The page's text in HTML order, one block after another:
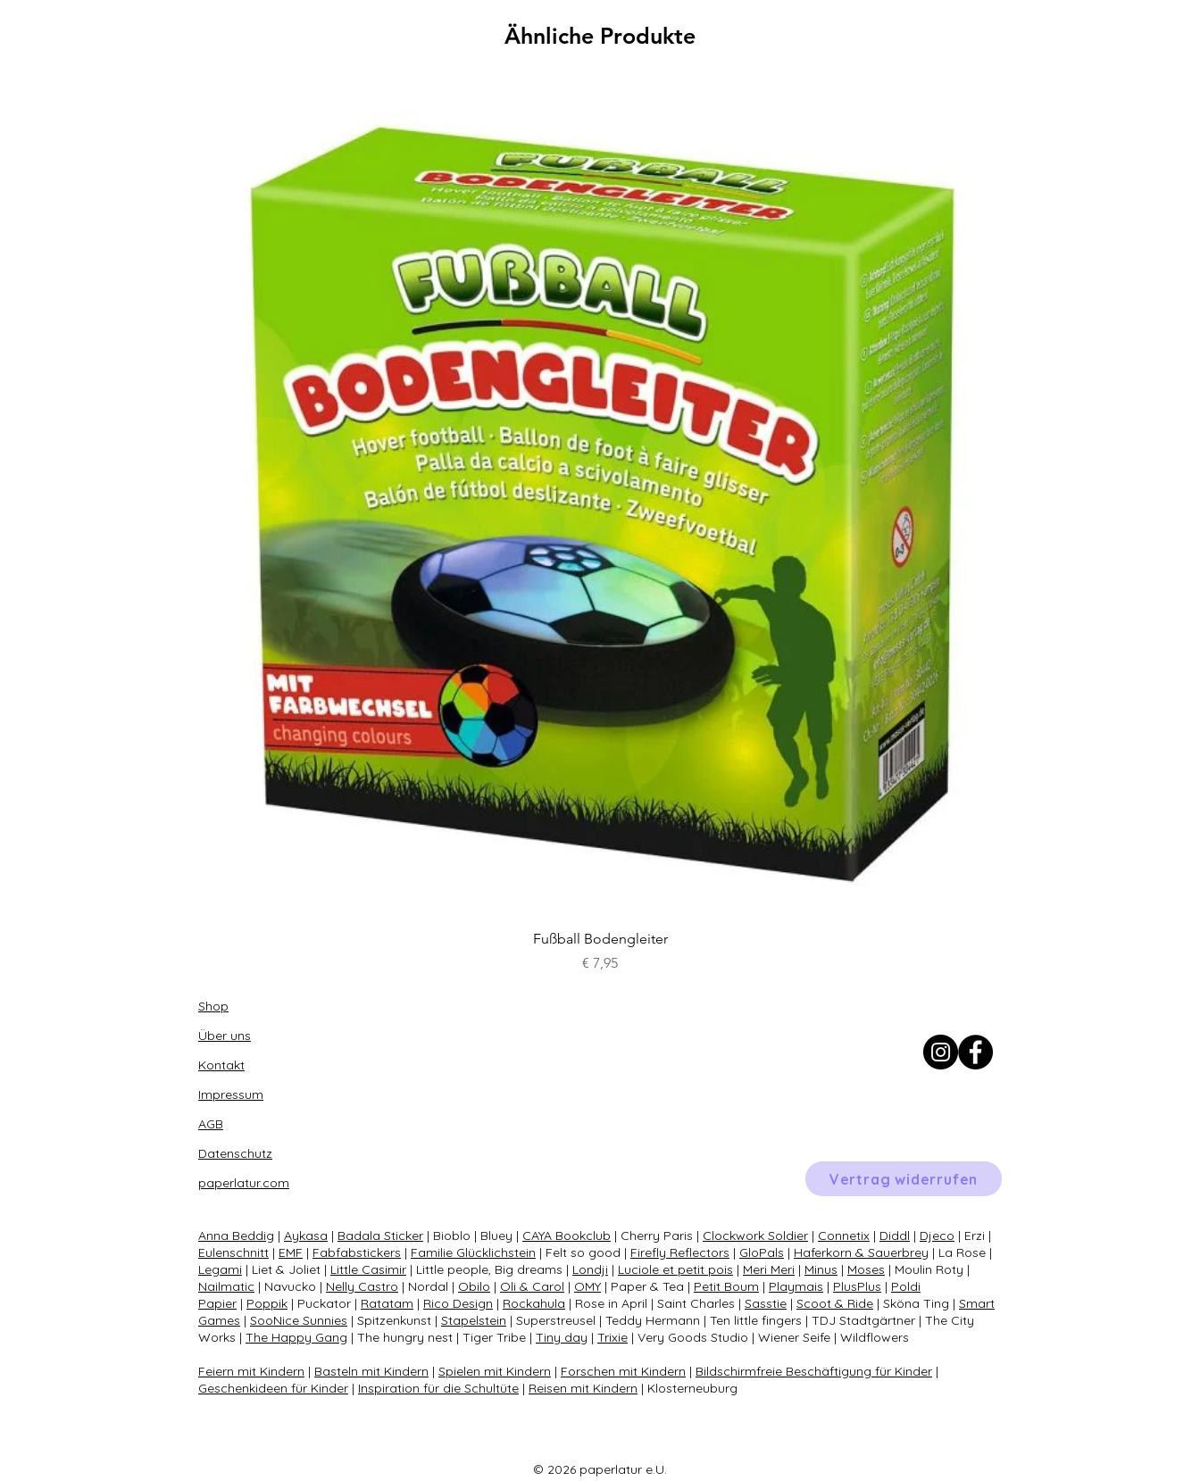
Ähnliche Produkte
Schnellansicht
Fußball Bodengleiter
Preis
€ 7,95
Shop
Über uns
Kontakt
Impressum
AGB
Datenschutz
paperlatur.com
Anna Beddig | Aykasa | Badala Sticker | Bioblo | Bluey | CAYA Bookclub | Cherry Paris | Clockwork Soldier | Connetix | Diddl | Djeco | Erzi |
Eulenschnitt | EMF | Fabfabstickers | Familie Glücklichstein | Felt so good | Firefly Reflectors | GloPals | Haferkorn & Sauerbrey | La Rose |
Legami | Liet & Joliet | Little Casimir | Little people, Big dreams | Londji | Luciole et petit pois | Meri Meri | Minus | Moses | Moulin Roty |
Nailmatic | Navucko | Nelly Castro | Nordal | Obilo | Oli & Carol | OMY | Paper & Tea | Petit Boum | Playmais | PlusPlus | Poldi
Papier | Poppik | Puckator | Ratatam | Rico Design | Rockahula | Rose in April | Saint Charles | Sasstie | Scoot & Ride | Sköna Ting | Smart
Games | SooNice Sunnies | Spitzenkunst | Stapelstein | Superstreusel | Teddy Hermann | Ten little fingers | TDJ Stadtgärtner | The City
Works | The Happy Gang | The hungry nest | Tiger Tribe | Tiny day | Trixie | Very Goods Studio | Wiener Seife | Wildflowers
Feiern mit Kindern | Basteln mit Kindern | Spielen mit Kindern | Forschen mit Kindern | Bildschirmfreie Beschäftigung für Kinder |
Geschenkideen für Kinder | Inspiration für die Schultüte | Reisen mit Kindern | Klosterneuburg
Vertrag widerrufen
© 2026 paperlatur e.U.